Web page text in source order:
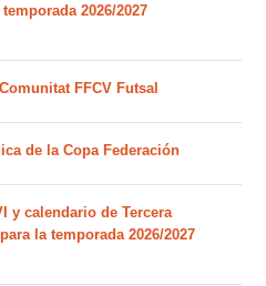
2026/2027
FFCV Futsal
de la Copa Federación
y calendario de Tercera
la temporada 2026/2027